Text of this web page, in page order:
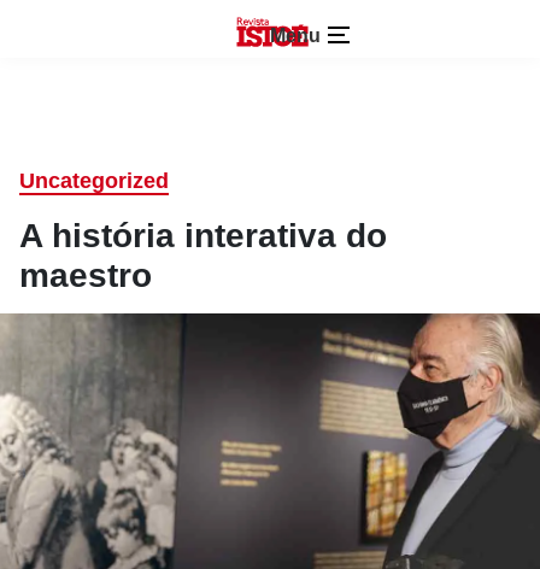
Menu
Uncategorized
A história interativa do
maestro